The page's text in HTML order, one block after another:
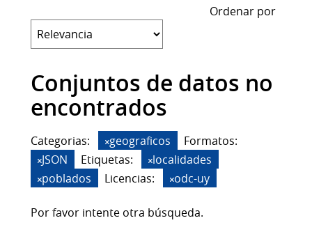
Ordenar por
Conjuntos de datos no
encontrados
Categorias: geograficos
Formatos:
JSON
Etiquetas:
localidades
poblados
Licencias: odc-uy
Por favor intente otra búsqueda.